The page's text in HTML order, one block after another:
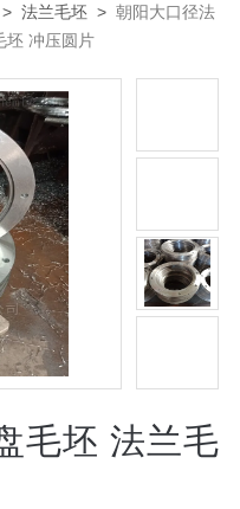
法兰毛坯 >朝阳大口径法
坯 冲压圆片
毛坯 法兰毛